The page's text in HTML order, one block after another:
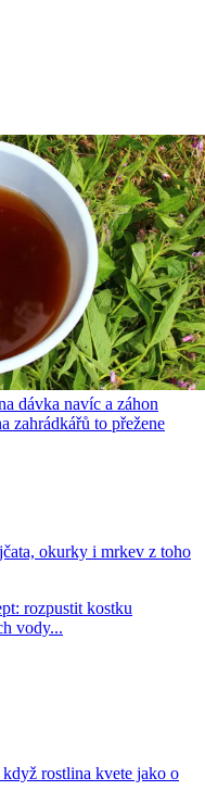
dávka navíc a záhon
zahrádkářů to přežene
okurky i mrkev z toho
rozpustit kostku
vody...
rostlina kvete jako o